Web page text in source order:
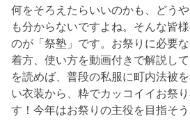
何をそろえたらいいのかも、どう
も分からないですよね。そんな皆
のが「祭塾」です。お祭りに必要
着方、使い方を動画付きで解説し
を読めば、普段の私服に町内法被
い衣装から、粋でカッコイイお祭
す！今年はお祭りの主役を目指そう